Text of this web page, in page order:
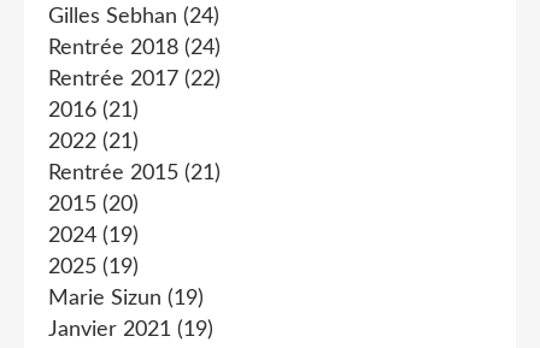
Gilles Sebhan (24)
Rentrée 2018 (24)
Rentrée 2017 (22)
2016 (21)
2022 (21)
Rentrée 2015 (21)
2015 (20)
2024 (19)
2025 (19)
Marie Sizun (19)
Janvier 2021 (19)